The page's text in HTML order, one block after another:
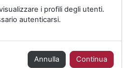
i profili degli utenti.
autenticarsi.
Annulla Continua